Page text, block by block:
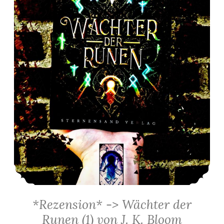
*Rezension* -> Wächter der
Runen (1) von J. K. Bloom